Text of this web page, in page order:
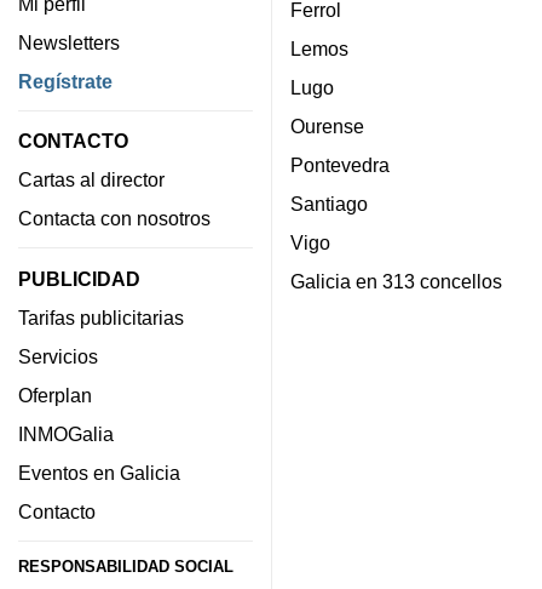
Newsletters
Regístrate
CONTACTO
Cartas al director
Contacta con nosotros
PUBLICIDAD
Tarifas publicitarias
Servicios
Oferplan
INMOGalia
Eventos en Galicia
Contacto
RESPONSABILIDAD SOCIAL
Ferrol
Lemos
Lugo
Ourense
Pontevedra
Santiago
Vigo
Galicia en 313 concellos